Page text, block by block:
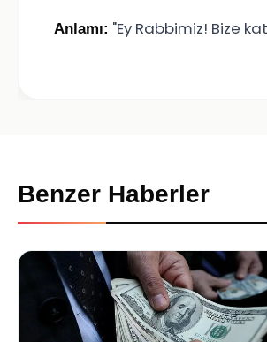
Anlamı: "Ey Rabbimiz! Bize
Benzer Haberler